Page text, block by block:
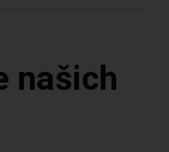
našich